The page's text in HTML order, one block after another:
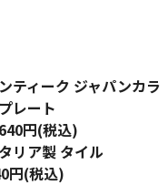
ティーク ジャパンカラ
レート
円(税込)
リア製 タイル
円(税込)